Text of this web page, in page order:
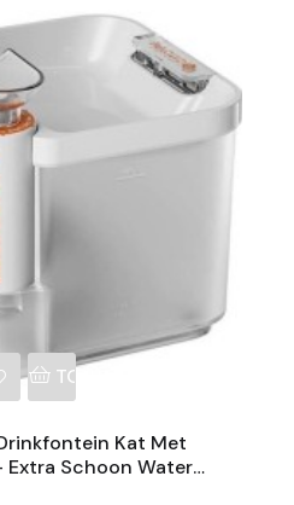
TOEVOEGEN AAN
Kat Met
Schoon Water